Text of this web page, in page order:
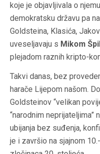
koje je objavljivala o
demokratsku državu pa
Goldsteina, Klasića,
uveseljavaju s Mikom
plejadom raznih kripto-
Takvi danas, bez
harače Lijepom našom.
Goldsteinov “velikan
“narodnim neprijateljima”
ubijanja bez suđenja,
je i završio na sjajnom